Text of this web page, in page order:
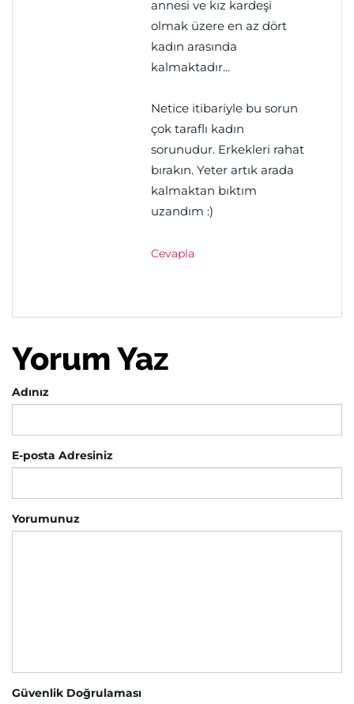
annesi ve kız kardeşi
olmak üzere en az dört
kadın arasında
kalmaktadır...
Netice itibariyle bu sorun
çok taraflı kadın
sorunudur. Erkekleri rahat
bırakın. Yeter artık arada
kalmaktan bıktım
uzandım :)
Cevapla
Yorum Yaz
Adınız
E-posta Adresiniz
Yorumunuz
Güvenlik Doğrulaması